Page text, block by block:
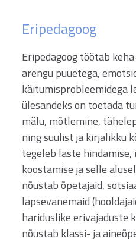
Eripedagoog
Eripedagoog töötab
arengu puuetega,
käitumisprobleemidega
ülesandeks on toetada
mälu, mõtlemine,
ning suulist ja kirjalikku
tegeleb laste
koostamise ja selle
nõustab õpetajaid,
lapsevanemaid
hariduslike erivajaduste
nõustab klassi- ja